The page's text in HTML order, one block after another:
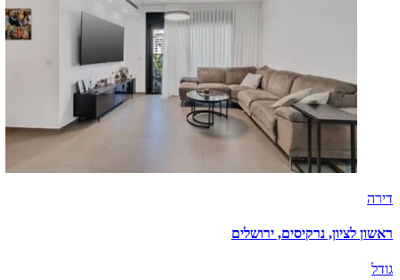
דירה
ראשון לציון, נרקיסים, ירושלים
גודל